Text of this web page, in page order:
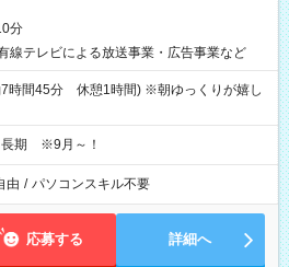
分
線テレビによる放送事業・広告事業など
時間45分 休憩1時間) ※朝ゆっくりが嬉し
長期 ※9月～！
由 / パソコンスキル不要
応募する 詳細へ